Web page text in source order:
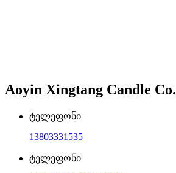
Aoyin Xingtang Candle
ტელეფონი
13803331535
ტელეფონი